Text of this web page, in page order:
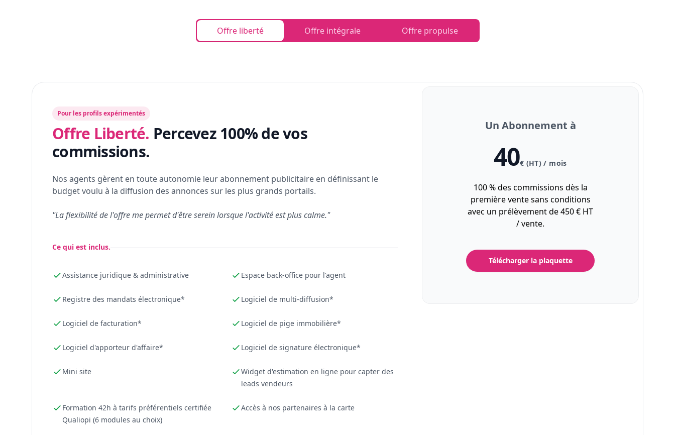
Offre liberté Offre intégrale Offre propulse
Pour les profils expérimentés
Offre Liberté. Percevez 100% de vos
commissions.
Nos agents gèrent en toute autonomie leur abonnement publicitaire en définissant le
budget voulu à la diffusion des annonces sur les plus grands portails.
"La flexibilité de l'offre me permet d'être serein lorsque l'activité est plus calme."
Ce qui est inclus.
Assistance juridique & administrative Espace back-office pour l'agent
Registre des mandats électronique* Logiciel de multi-diffusion*
Logiciel de facturation* Logiciel de pige immobilière*
Logiciel d'apporteur d'affaire* Logiciel de signature électronique*
Mini site
Widget d'estimation en ligne pour capter des
leads vendeurs
Formation 42h à tarifs préférentiels certifiée
Qualiopi (6 modules au choix)
Accès à nos partenaires à la carte
Un Abonnement à
40€ (HT) / mois
100 % des commissions dès la
première vente sans conditions
avec un prélèvement de 450 € HT
/ vente.
Télécharger la plaquette